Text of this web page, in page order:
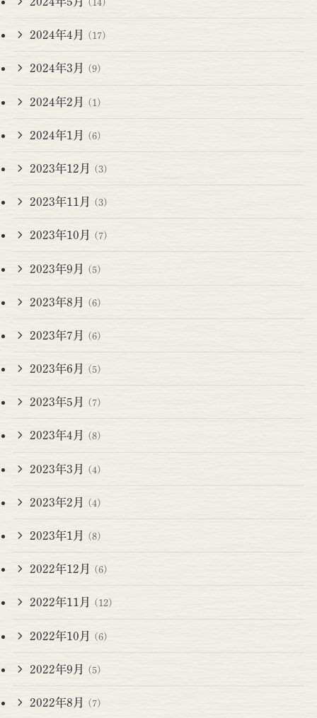
(14)
2024年4月 (17)
2024年3月 (9)
2024年2月 (1)
2024年1月 (6)
2023年12月 (3)
2023年11月 (3)
2023年10月 (7)
2023年9月 (5)
2023年8月 (6)
2023年7月 (6)
2023年6月 (5)
2023年5月 (7)
2023年4月 (8)
2023年3月 (4)
2023年2月 (4)
2023年1月 (8)
2022年12月 (6)
2022年11月 (12)
2022年10月 (6)
2022年9月 (5)
2022年8月 (7)